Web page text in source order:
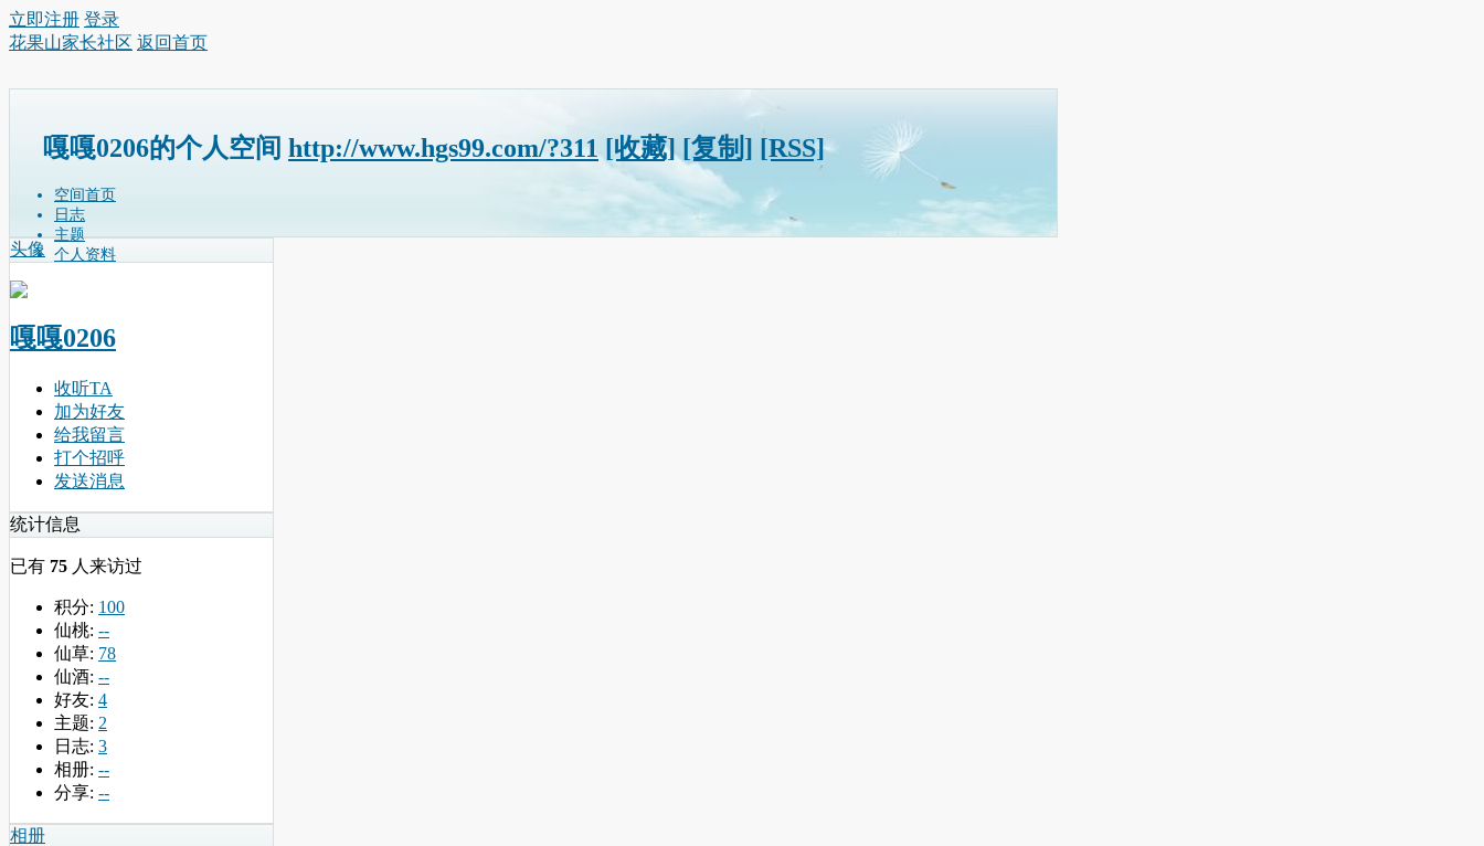
立即注册 登录
花果山家长社区 返回首页
嘎嘎0206的个人空间 http://www.hgs99.com/?311 [收藏] [复制] [RSS]
空间首页
日志
主题
个人资料
头像
嘎嘎0206
收听TA
加为好友
给我留言
打个招呼
发送消息
统计信息
已有 75 人来访过
积分: 100
仙桃: --
仙草: 78
仙酒: --
好友: 4
主题: 2
日志: 3
相册: --
分享: --
相册